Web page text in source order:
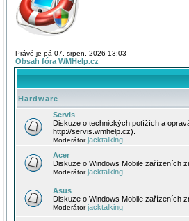
Právě je pá 07. srpen, 2026 13:03
Obsah fóra WMHelp.cz
Hardware
Servis
Diskuze o technických potížích a
http://servis.wmhelp.cz).
Moderátorjacktalking
Acer
Diskuze o Windows Mobile zařízeních
Moderátorjacktalking
Asus
Diskuze o Windows Mobile zařízeních
Moderátorjacktalking